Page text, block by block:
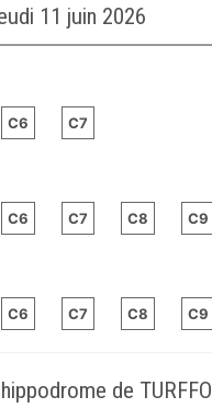
11 juin 2026
C6 C7
C6 C7 C8 C9
C6 C7 C8 C9
de